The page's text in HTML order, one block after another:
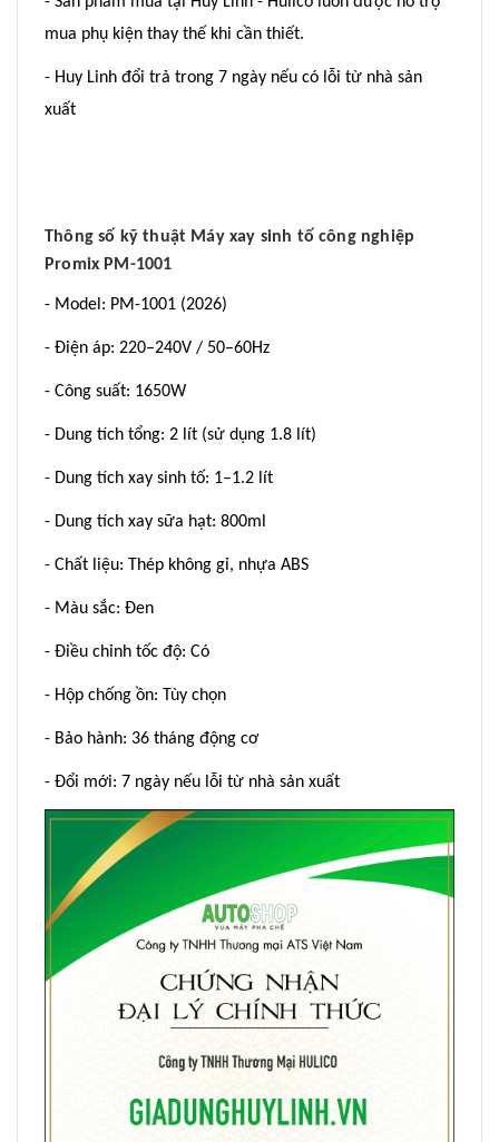
mua phụ kiện thay thế khi cần thiết.
- Huy Linh đổi trả trong 7 ngày nếu có lỗi từ nhà sản
xuất
Thông số kỹ thuật Máy xay sinh tố công nghiệp
Promix PM-1001
- Model: PM-1001 (2026)
- Điện áp: 220–240V / 50–60Hz
- Công suất: 1650W
- Dung tích tổng: 2 lít (sử dụng 1.8 lít)
- Dung tích xay sinh tố: 1–1.2 lít
- Dung tích xay sữa hạt: 800ml
- Chất liệu: Thép không gỉ, nhựa ABS
- Màu sắc: Đen
- Điều chỉnh tốc độ: Có
- Hộp chống ồn: Tùy chọn
- Bảo hành: 36 tháng động cơ
- Đổi mới: 7 ngày nếu lỗi từ nhà sản xuất